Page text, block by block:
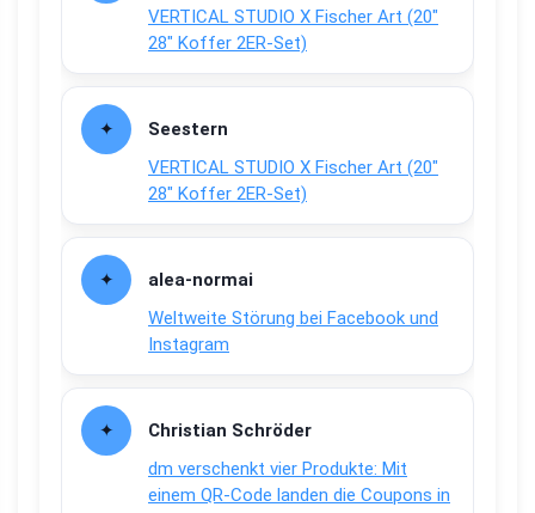
VERTICAL STUDIO X Fischer Art (20″
28″ Koffer 2ER-Set)
Seestern
VERTICAL STUDIO X Fischer Art (20″
28″ Koffer 2ER-Set)
alea-normai
Weltweite Störung bei Facebook und
Instagram
Christian Schröder
dm verschenkt vier Produkte: Mit
einem QR-Code landen die Coupons in